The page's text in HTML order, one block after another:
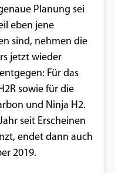
Planung sei
eben jene
sind, nehmen die
jetzt wieder
Für das
sowie für die
und Ninja H2.
seit Erscheinen
endet dann auch
2019.
die ausgewählten
des Benutzers